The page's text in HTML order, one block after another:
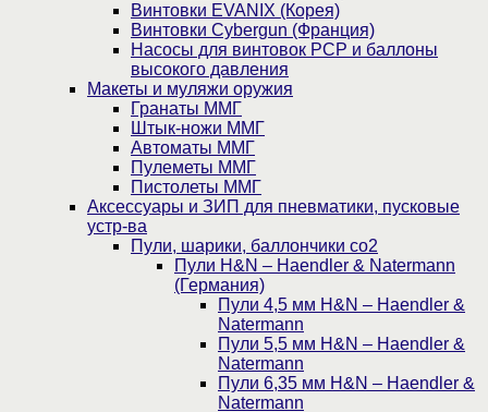
Винтовки EVANIX (Корея)
Винтовки Cybergun (Франция)
Насосы для винтовок PCP и баллоны
высокого давления
Макеты и муляжи оружия
Гранаты ММГ
Штык-ножи ММГ
Автоматы ММГ
Пулеметы ММГ
Пистолеты ММГ
Аксессуары и ЗИП для пневматики, пусковые
устр-ва
Пули, шарики, баллончики со2
Пули H&N – Haendler & Natermann
(Германия)
Пули 4,5 мм H&N – Haendler &
Natermann
Пули 5,5 мм H&N – Haendler &
Natermann
Пули 6,35 мм H&N – Haendler &
Natermann